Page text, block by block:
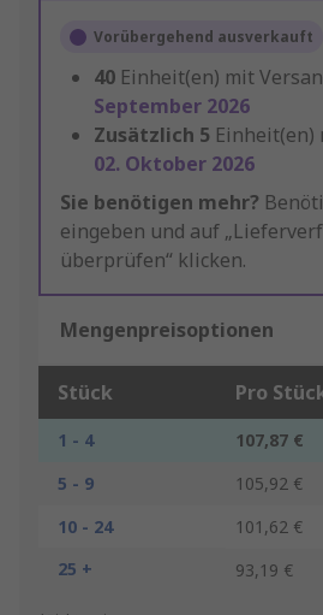
Vorübergehend ausverkauft
40 Einheit(en) mit
September 2026
Zusätzlich 5 Einheit(en)
02. Oktober 2026
Sie benötigen mehr?
eingeben und auf
überprüfen“ klicken.
Mengenpreisoptionen
Stück Pro
1 - 4
107,87 €
5 - 9
105,92 €
10 - 24
101,62 €
25 +
93,19 €